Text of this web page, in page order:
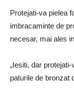
Protejati-va pielea
imbracaminte de
necesar, mai ales
„Iesiti, dar
paturile de bronzat